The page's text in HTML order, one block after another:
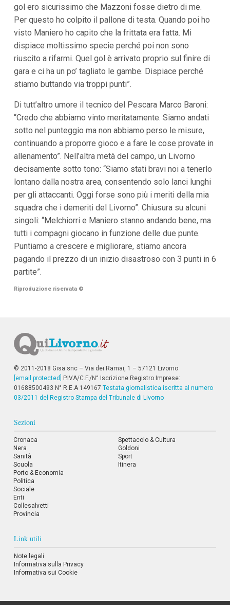
gol ero sicurissimo che Mazzoni fosse dietro di me.
Per questo ho colpito il pallone di testa. Quando poi ho
visto Maniero ho capito che la frittata era fatta. Mi
dispiace moltissimo specie perché poi non sono
riuscito a rifarmi. Quel gol è arrivato proprio sul finire di
gara e ci ha un po’ tagliato le gambe. Dispiace perché
stiamo buttando via troppi punti”.
Di tutt’altro umore il tecnico del Pescara Marco Baroni:
“Credo che abbiamo vinto meritatamente. Siamo andati
sotto nel punteggio ma non abbiamo perso le misure,
continuando a proporre gioco e a fare le cose provate in
allenamento”. Nell’altra metà del campo, un Livorno
decisamente sotto tono: “Siamo stati bravi noi a tenerlo
lontano dalla nostra area, consentendo solo lanci lunghi
per gli attaccanti. Oggi forse sono più i meriti della mia
squadra che i demeriti del Livorno”. Chiusura su alcuni
singoli: “Melchiorri e Maniero stanno andando bene, ma
tutti i compagni giocano in funzione delle due punte.
Puntiamo a crescere e migliorare, stiamo ancora
pagando il prezzo di un inizio disastroso con 3 punti in 6
partite”.
Riproduzione riservata ©
© 2011-2018 Gisa snc – Via dei Ramai, 1 – 57121 Livorno
[email protected]
P.IVA/C.F./N° Iscrizione Registro Imprese:
01688500493 N° R.E.A 149167 Testata giornalistica iscritta al numero
03/2011 del Registro Stampa del Tribunale di Livorno
Sezioni
Cronaca
Nera
Sanità
Scuola
Porto & Economia
Politica
Sociale
Enti
Collesalvetti
Provincia
Spettacolo & Cultura
Goldoni
Sport
Itinera
Link utili
Note legali
Informativa sulla Privacy
Informativa sui Cookie